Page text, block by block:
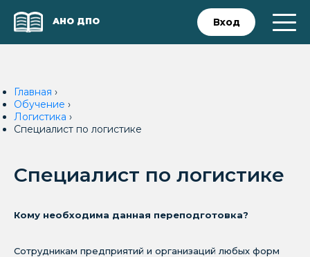
АНО ДПО Вход
Главная ›
Обучение ›
Логистика ›
Специалист по логистике
Специалист по логистике
Кому необходима данная переподготовка?
Сотрудникам предприятий и организаций любых форм